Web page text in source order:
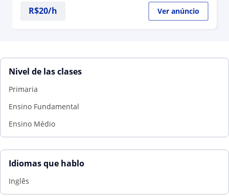
R$20/h Ver anúncio
Nivel de las clases
Primaria
Ensino Fundamental
Ensino Médio
Idiomas que hablo
Inglês